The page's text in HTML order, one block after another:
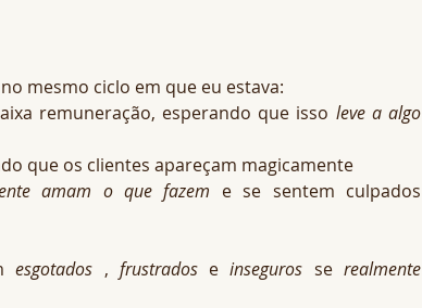
mesmo ciclo em que eu estava:
remuneração, esperando que isso leve a algo
que os clientes apareçam magicamente
amam o que fazem e se sentem culpados
esgotados , frustrados e inseguros se realmente